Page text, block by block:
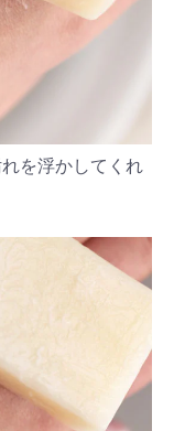
を浮かしてくれ